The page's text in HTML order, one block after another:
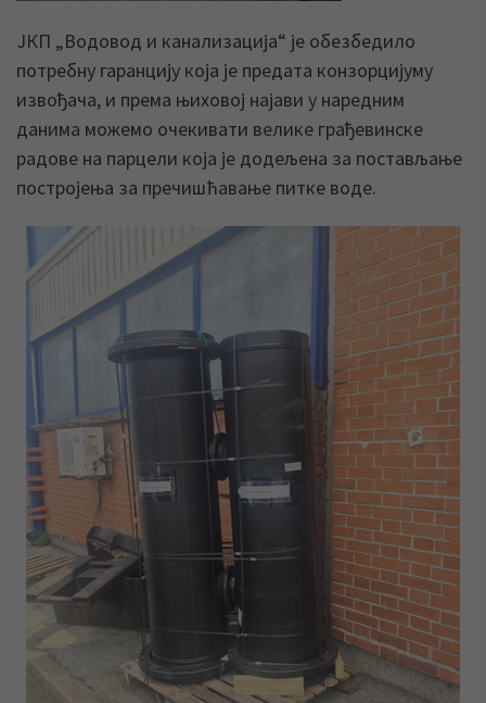
ЈКП „Водовод и канализација“ је обезбедило
потребну гаранцију која је предата конзорцијуму
извођача, и према њиховој најави у наредним
данима можемо очекивати велике грађевинске
радове на парцели која је додељена за постављање
постројења за пречишћавање питке воде.